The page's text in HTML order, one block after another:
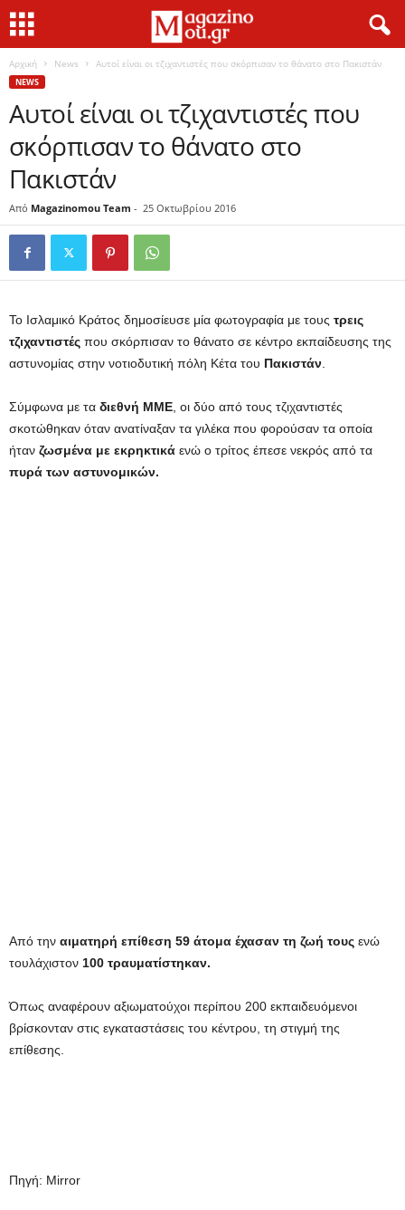
Αρχική News Αυτοί είναι οι τζιχαντιστές που σκόρπισαν το θάνατο στο Πακιστάν
NEWS
Αυτοί είναι οι τζιχαντιστές που
σκόρπισαν το θάνατο στο
Πακιστάν
Από Magazinomou Team - 25 Οκτωβρίου 2016
Το Ισλαμικό Κράτος δημοσίευσε μία φωτογραφία με τους τρεις
τζιχαντιστές που σκόρπισαν το θάνατο σε κέντρο εκπαίδευσης της
αστυνομίας στην νοτιοδυτική πόλη Κέτα του Πακιστάν
Σύμφωνα με τα διεθνή ΜΜΕ , οι δύο από τους τζιχαντιστές
σκοτώθηκαν όταν ανατίναξαν τα γιλέκα που φορούσαν τα οποία
ήταν ζωσμένα με εκρηκτικά ενώ ο τρίτος έπεσε νεκρός από τα
πυρά των αστυνομικών.
Από την αιματηρή επίθεση 59 άτομα έχασαν τη ζωή τους ενώ
τουλάχιστον 100 τραυματίστηκαν.
Όπως αναφέρουν αξιωματούχοι περίπου 200 εκπαιδευόμενοι
βρίσκονταν στις εγκαταστάσεις του κέντρου, τη στιγμή της
επίθεσης.
Πηγή: Mirror